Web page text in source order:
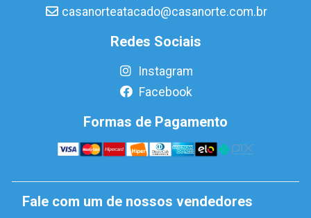
casanorteatacado@casanorte.com.br
Redes Sociais
Instagram
Facebook
Formas de Pagamento
Fale com um de nossos vendedores